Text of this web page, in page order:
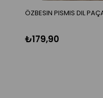
ÖZBESIN PISMIS DIL
₺179,90